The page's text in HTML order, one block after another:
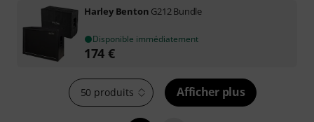
Harley Benton G212 Bundle
Disponible immédiatement
174 €
50 produits Afficher plus